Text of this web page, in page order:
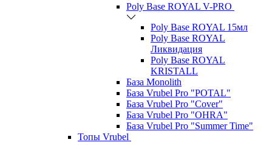
Poly Base ROYAL V-PRO
Poly Base ROYAL 15мл
Poly Base ROYAL
Ликвидация
Poly Base ROYAL
KRISTALL
База Monolith
База Vrubel Pro "POTAL"
База Vrubel Pro "Сover"
База Vrubel Pro "OHRA"
База Vrubel Pro "Summer Time"
Топы Vrubel